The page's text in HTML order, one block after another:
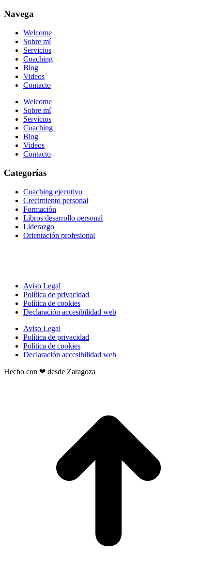
Navega
Welcome
Sobre mí
Servicios
Coaching
Blog
Videos
Contacto
Welcome
Sobre mí
Servicios
Coaching
Blog
Videos
Contacto
Categorías
Coaching ejecutivo
Crecimiento personal
Formación
Libros desarrollo personal
Liderazgo
Orientación profesional
Aviso Legal
Política de privacidad
Política de cookies
Declaración accesibilidad web
Aviso Legal
Política de privacidad
Política de cookies
Declaración accesibilidad web
Hecho con ❤ desde Zaragoza